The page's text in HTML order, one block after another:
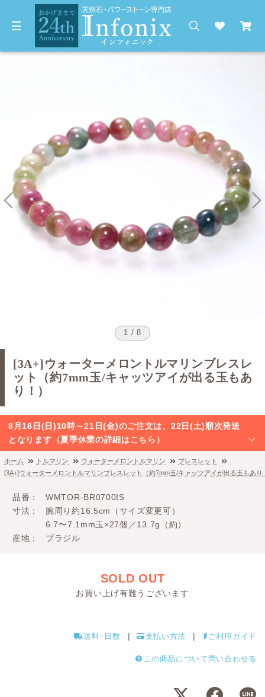
1 / 8
[3A+]ウォーターメロントルマリンブレスレ
ット（約7mm玉/キャッツアイが出る玉もあ
り！）
8月16日(日)10時～21日(金)のご注文は、22日(土)順次発送
となります（夏季休業の詳細はこちら）
ホーム トルマリン ウォーターメロントルマリン
ブレスレット
[3A+]ウォーターメロントルマリンブレスレット（約7mm玉/キャッツアイが出る玉もあり
品番
WMTOR-BR0700IS
寸法
腕周り約16.5cm（サイズ変更可）
6.7〜7.1mm玉×27個／13.7g（約）
産地
ブラジル
SOLD OUT
お買い上げ有難うございます
送料･日数 支払い方法 ご利用ガイド
この商品について問い合わせる